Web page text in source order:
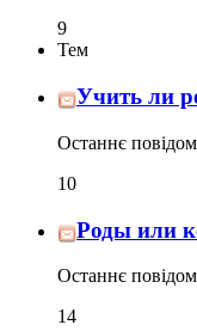
9
Тем
Учить ли
Останнє
10
Роды или
Останнє
14